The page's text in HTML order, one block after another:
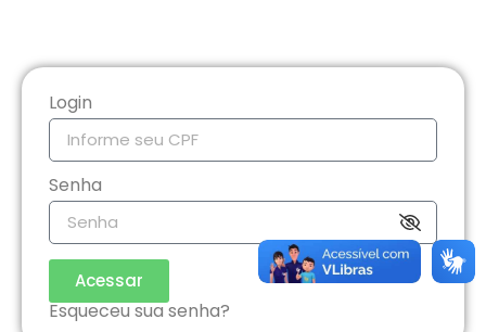
Login
Senha
Acessar
Esqueceu sua senha?